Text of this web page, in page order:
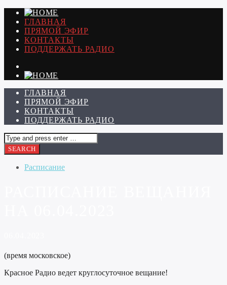
ГЛАВНАЯ
ПРЯМОЙ ЭФИР
КОНТАКТЫ
ПОДДЕРЖАТЬ РАДИО
ГЛАВНАЯ
ПРЯМОЙ ЭФИР
КОНТАКТЫ
ПОДДЕРЖАТЬ РАДИО
Расписание
(время московское)
Красное Радио ведет круглосуточное вещание!